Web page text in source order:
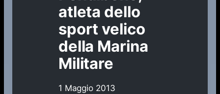
atleta dello
sport velico
della Marina
Militare
1 Maggio 2013